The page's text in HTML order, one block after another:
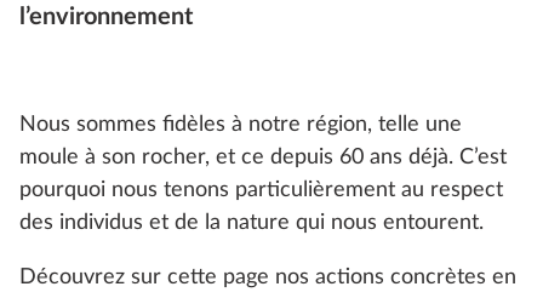
l’environnement
Nous sommes fidèles à notre région, telle une
moule à son rocher, et ce depuis 60 ans déjà. C’est
pourquoi nous tenons particulièrement au respect
des individus et de la nature qui nous entourent.
Découvrez sur cette page nos actions concrètes en